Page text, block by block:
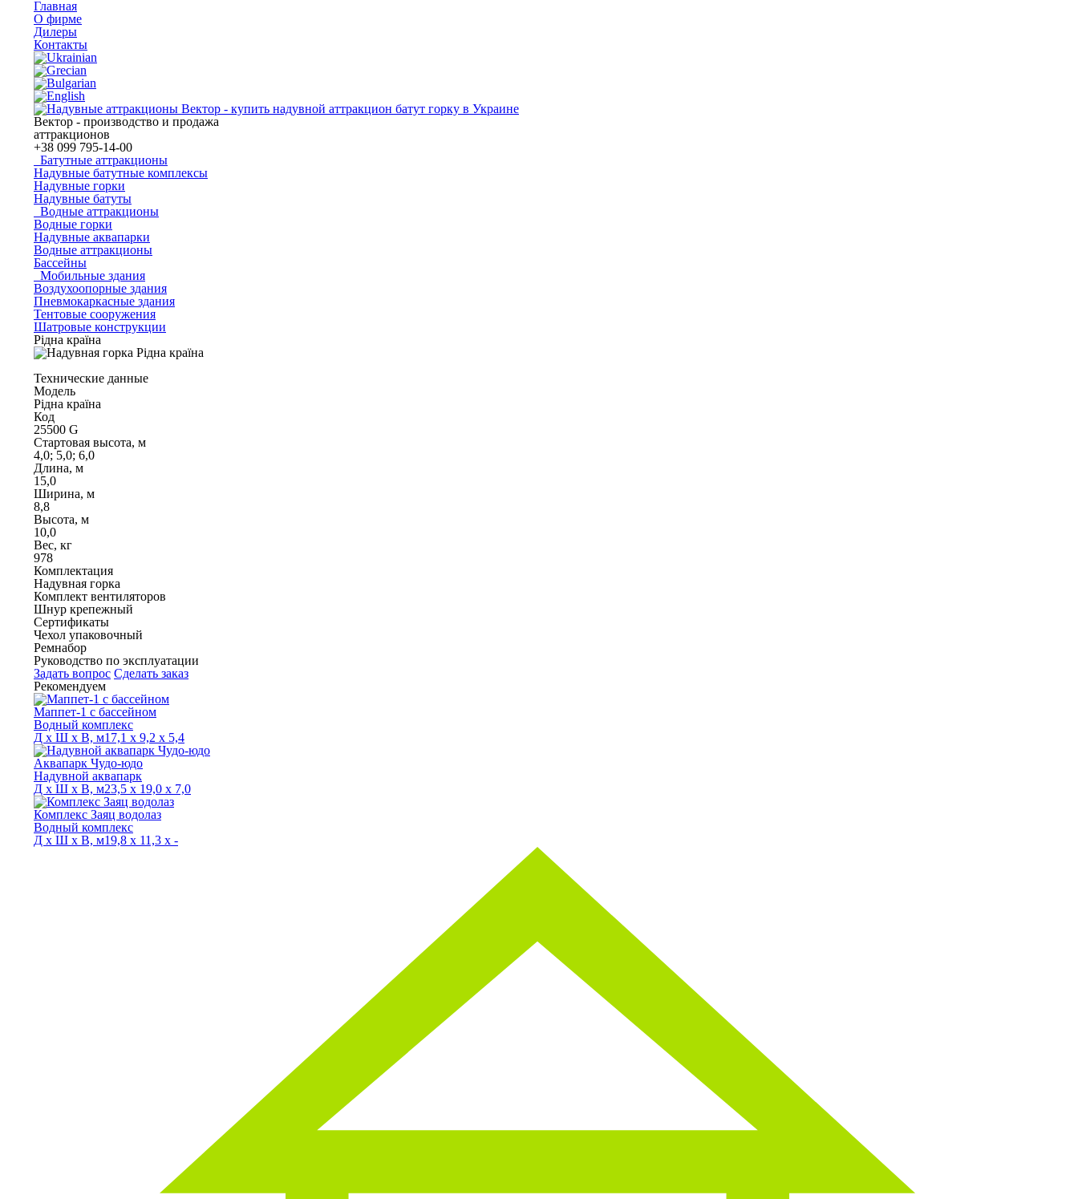
Главная
О фирме
Дилеры
Контакты
Вектор - производство и продажа
аттракционов
+38 099 795-14-00
Батутные аттракционы
Надувные батутные комплексы
Надувные горки
Надувные батуты
Водные аттракционы
Водные горки
Надувные аквапарки
Водные аттракционы
Бассейны
Мобильные здания
Воздухоопорные здания
Пневмокаркасные здания
Тентовые сооружения
Шатровые конструкции
Рідна країна
Технические данные
Модель
Рідна країна
Код
25500 G
Стартовая высота, м
4,0; 5,0; 6,0
Длина, м
15,0
Ширина, м
8,8
Высота, м
10,0
Вес, кг
978
Комплектация
Надувная горка
Комплект вентиляторов
Шнур крепежный
Сертификаты
Чехол упаковочный
Ремнабор
Руководство по эксплуатации
Задать вопрос Сделать заказ
Рекомендуем
Маппет-1 с бассейном
Водный комплекс
Д х Ш х В, м17,1 х 9,2 х 5,4
Аквапарк Чудо-юдо
Надувной аквапарк
Д х Ш х В, м23,5 х 19,0 х 7,0
Комплекс Заяц водолаз
Водный комплекс
Д х Ш х В, м19,8 х 11,3 х -